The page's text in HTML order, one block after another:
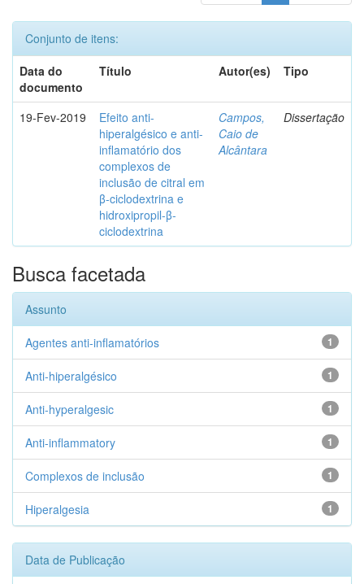
Conjunto de itens:
Data do
documento
Título Autor(es) Tipo
19-Fev-2019
Efeito anti-
hiperalgésico e anti-
inflamatório dos
complexos de
inclusão de citral em
β-ciclodextrina e
hidroxipropil-β-
ciclodextrina
Campos,
Caio de
Alcântara
Dissertação
Busca facetada
Assunto
1
Agentes anti-inflamatórios
1
Anti-hiperalgésico
1
Anti-hyperalgesic
1
Anti-inflammatory
1
Complexos de inclusão
1
Hiperalgesia
Data de Publicação